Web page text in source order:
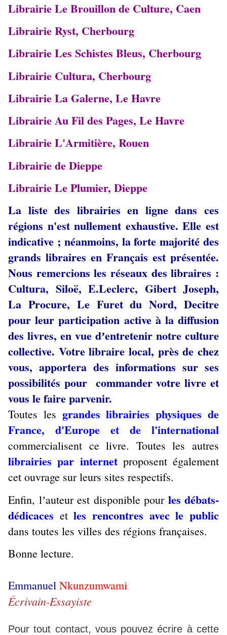
Librairie Le Brouillon de Culture, Caen
Librairie Ryst, Cherbourg
Librairie Les Schistes Bleus, Cherbourg
Librairie Cultura, Cherbourg
Librairie La Galerne, Le Havre
Librairie Au Fil des Pages, Le Havre
Librairie L'Armitière, Rouen
Librairie de Dieppe
Librairie Le Plumier, Dieppe
La liste des librairies en ligne dans ces
régions n'est nullement exhaustive. Elle est
indicative ; néanmoins, la forte majorité des
grands libraires en Français est présentée.
Nous remercions les réseaux des libraires :
Cultura, Siloë, E.Leclerc, Gibert Joseph,
La Procure, Le Furet du Nord, Decitre
pour leur participation active à la diffusion
des livres, en vue d’entretenir notre culture
collective. Votre libraire local, près de chez
vous, apportera des informations sur ses
possibilités pour commander votre livre et
vous le faire parvenir.
Toutes les grandes librairies physiques de
France, d'Europe et de l'international
commercialisent ce livre. Toutes les autres
librairies par internet proposent également
cet ouvrage sur leurs sites respectifs.
Enfin, l’auteur est disponible pour les débats-
dédicaces etles rencontres avec le public
dans toutes les villes des régions françaises.
Bonne lecture.
Emmanuel Nkunzumwami
Écrivain-Essayiste
Pour tout contact, vous pouvez écrire à cette